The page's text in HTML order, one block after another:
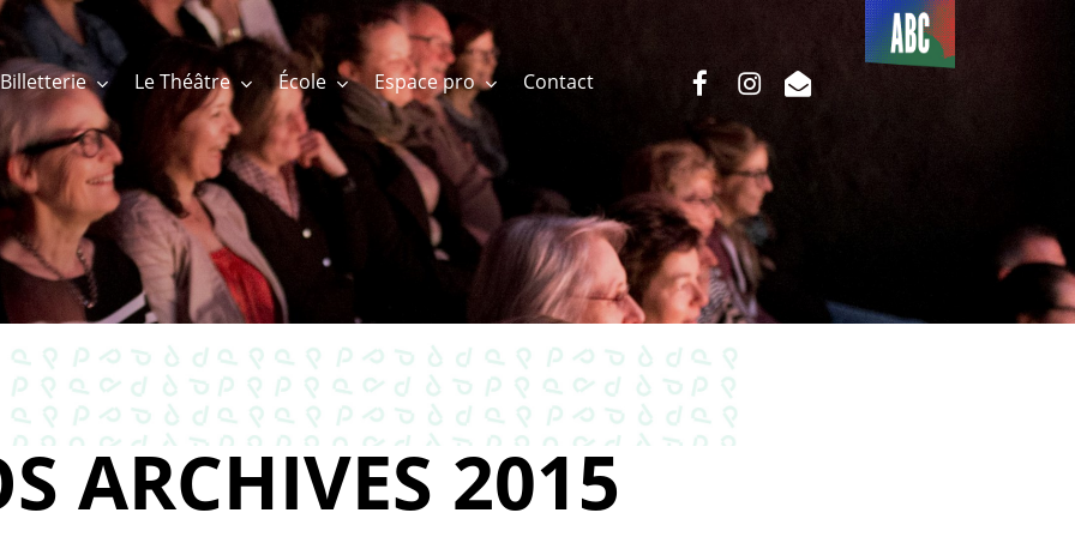
Billetterie Le Théâtre École Espace pro Contact
Du côté
de l’ABC
facebookinstagram
email
ARCHIVES 2015